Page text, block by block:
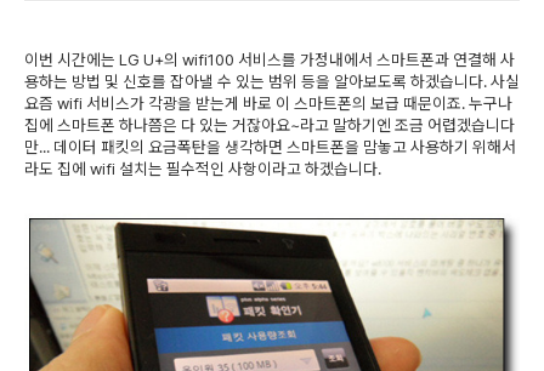
이번 시간에는 LG U+의 wifi100 서비스를 가정내에서 스마트폰과 연결해 사
용하는 방법 및 신호를 잡아낼 수 있는 범위 등을 알아보도록 하겠습니다. 사실
요즘 wifi 서비스가 각광을 받는게 바로 이 스마트폰의 보급 때문이죠. 누구나
집에 스마트폰 하나쯤은 다 있는 거잖아요~라고 말하기엔 조금 어렵겠습니다
만... 데이터 패킷의 요금폭탄을 생각하면 스마트폰을 맘놓고 사용하기 위해서
라도 집에 wifi 설치는 필수적인 사항이라고 하겠습니다.